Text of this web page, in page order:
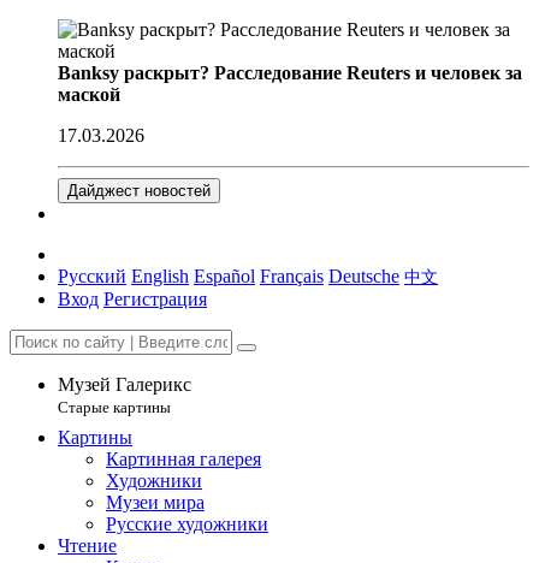
Banksy раскрыт? Расследование Reuters и человек за
маской
17.03.2026
Дайджест новостей
Русский English Español Français Deutsche 中文
Вход Регистрация
Музей Галерикс
Старые картины
Картины
Картинная галерея
Художники
Музеи мира
Русские художники
Чтение